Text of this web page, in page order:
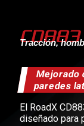
Tracción,
Mejorado
paredes
El RoadX
diseñado para